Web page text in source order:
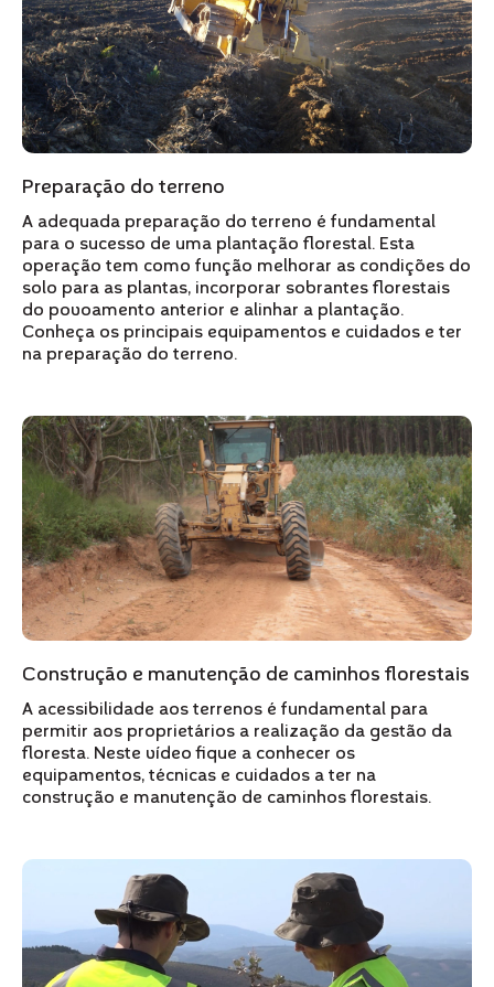
Preparação do terreno
A adequada preparação do terreno é fundamental
para o sucesso de uma plantação florestal. Esta
operação tem como função melhorar as condições do
solo para as plantas, incorporar sobrantes florestais
do povoamento anterior e alinhar a plantação.
Conheça os principais equipamentos e cuidados e ter
na preparação do terreno.
Construção e manutenção de caminhos florestais
A acessibilidade aos terrenos é fundamental para
permitir aos proprietários a realização da gestão da
floresta. Neste vídeo fique a conhecer os
equipamentos, técnicas e cuidados a ter na
construção e manutenção de caminhos florestais.